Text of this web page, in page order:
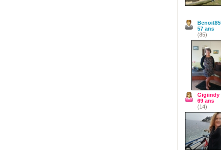
57 ans
(85)
Gigiindy
69 ans
(14)